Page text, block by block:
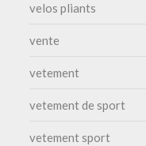
velos pliants
vente
vetement
vetement de sport
vetement sport